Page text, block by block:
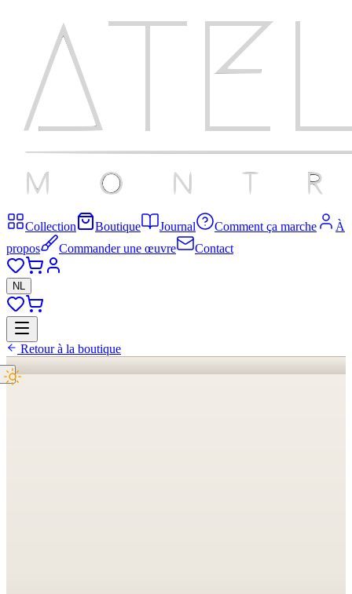
Collection Boutique Journal Comment ça marche
À
propos
Commander une œuvre Contact
NL
Retour à la boutique